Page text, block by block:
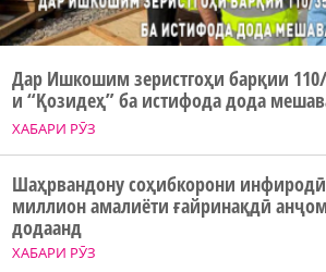
ХАБАРИ РӮЗ
Дар Ишкошим зеристгоҳи барқии
и “Қозидеҳ” ба истифода дода
ХАБАРИ РӮЗ
Шаҳрвандону соҳибкорони
миллион амалиёти ғайринақдӣ анҷом
додаанд